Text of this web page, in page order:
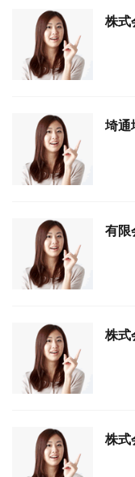
株式
埼通
有限
株式
株式